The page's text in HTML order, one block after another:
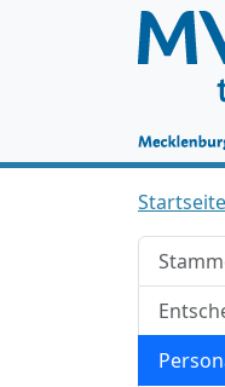
Startseite